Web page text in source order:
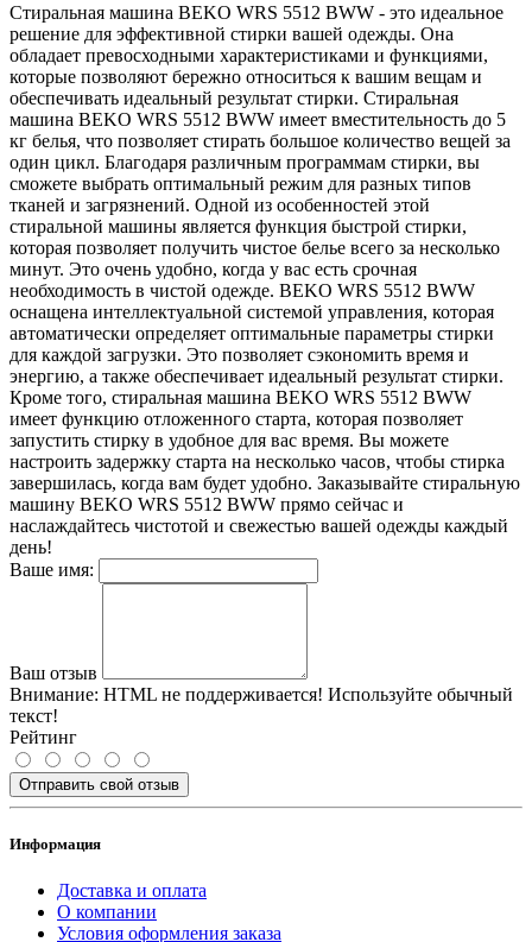
Стиральная машина BEKO WRS 5512 BWW - это идеальное
решение для эффективной стирки вашей одежды. Она
обладает превосходными характеристиками и функциями,
которые позволяют бережно относиться к вашим вещам и
обеспечивать идеальный результат стирки. Стиральная
машина BEKO WRS 5512 BWW имеет вместительность до 5
кг белья, что позволяет стирать большое количество вещей за
один цикл. Благодаря различным программам стирки, вы
сможете выбрать оптимальный режим для разных типов
тканей и загрязнений. Одной из особенностей этой
стиральной машины является функция быстрой стирки,
которая позволяет получить чистое белье всего за несколько
минут. Это очень удобно, когда у вас есть срочная
необходимость в чистой одежде. BEKO WRS 5512 BWW
оснащена интеллектуальной системой управления, которая
автоматически определяет оптимальные параметры стирки
для каждой загрузки. Это позволяет сэкономить время и
энергию, а также обеспечивает идеальный результат стирки.
Кроме того, стиральная машина BEKO WRS 5512 BWW
имеет функцию отложенного старта, которая позволяет
запустить стирку в удобное для вас время. Вы можете
настроить задержку старта на несколько часов, чтобы стирка
завершилась, когда вам будет удобно. Заказывайте стиральную
машину BEKO WRS 5512 BWW прямо сейчас и
наслаждайтесь чистотой и свежестью вашей одежды каждый
день!
Ваше имя:
Ваш отзыв
Внимание: HTML не поддерживается! Используйте обычный
текст!
Рейтинг
Отправить свой отзыв
Информация
Доставка и оплата
О компании
Условия оформления заказа